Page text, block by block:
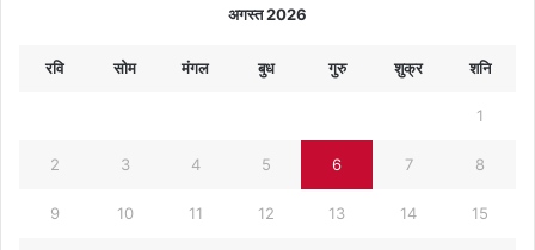
अगस्त 2026
रवि सोम मंगल बुध गुरु शुक्र शनि
1
2 3 4 5 6 7 8
9 10 11 12 13 14 15